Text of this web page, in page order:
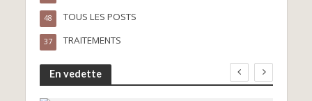
TOUS LES POSTS
48
TRAITEMENTS
37
En vedette